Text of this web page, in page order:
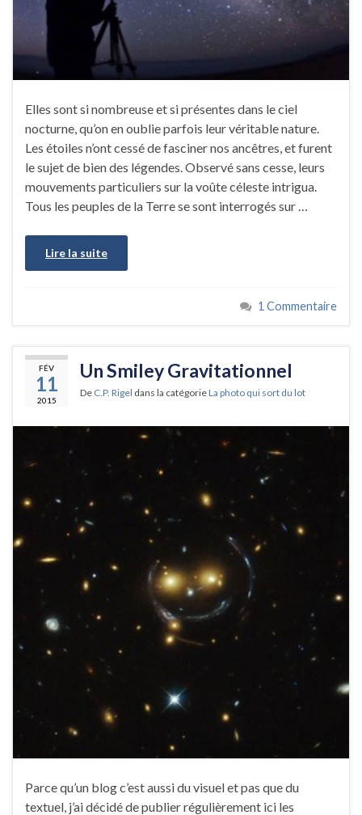
Elles sont si nombreuse et si présentes dans le ciel
nocturne, qu’on en oublie parfois leur véritable nature.
Les étoiles n’ont cessé de fasciner nos ancêtres, et furent
le sujet de bien des légendes. Observé sans cesse, leurs
mouvements particuliers sur la voûte céleste intrigua.
Tous les peuples de la Terre se sont interrogés sur …
Lire la suite
1 Commentaire
FÉV
11
2015
Un Smiley Gravitationnel
De C.P. Rigel dans la catégorieLa photo qui sort du lot
Parce qu’un blog c’est aussi du visuel et pas que du
textuel, j’ai décidé de publier régulièrement ici les